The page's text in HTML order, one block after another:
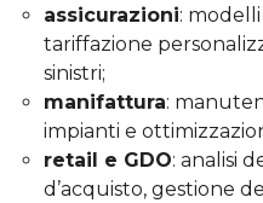
assicurazioni:
tariffazione
sinistri;
manifattura:
impianti e
retail e GDO: analisi
d’acquisto, gestione